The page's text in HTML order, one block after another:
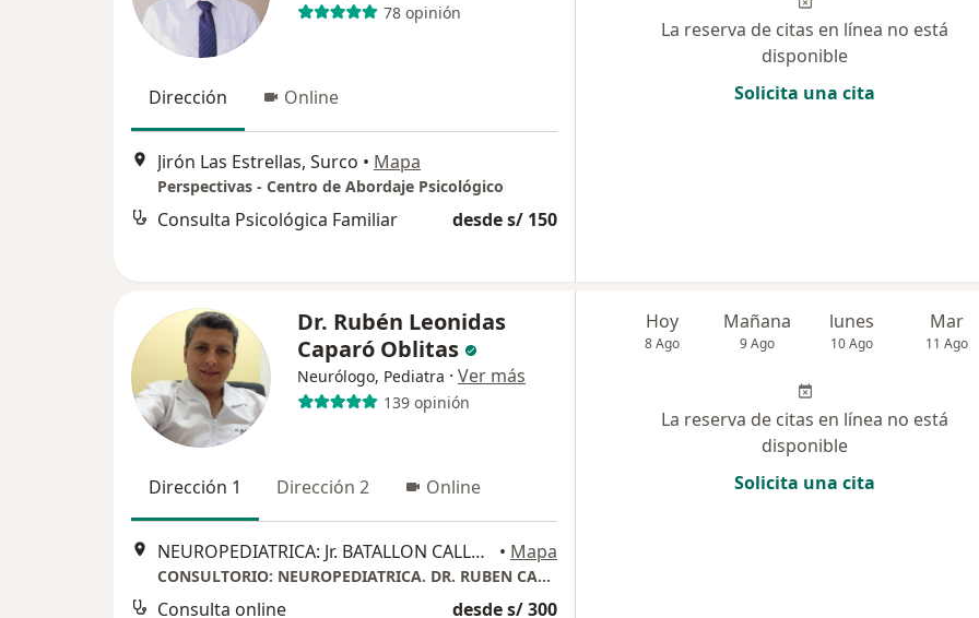
78 opinión
Dirección Online
Jirón Las Estrellas, Surco • Mapa
Perspectivas - Centro de Abordaje Psicológico
Consulta Psicológica Familiar desde s/ 150
La reserva de citas en línea no está
disponible
Solicita una cita
Dr. Rubén Leonidas
Caparó Oblitas
Neurólogo, Pediatra · Ver más
139 opinión
Dirección 1 Dirección 2 Online
NEUROPEDIATRICA: Jr. BATALLON CALLAO SUR N° 169, 3ER PISO, Oficina 305. Urb. Las Gardenias Santiago de Surco ., Lima • Mapa
CONSULTORIO: NEUROPEDIATRICA. DR. RUBEN CAPARO O.
Consulta online desde s/ 300
Hoy
8 Ago
Mañana
9 Ago
lunes
10 Ago
Mar
11 Ago
La reserva de citas en línea no está
disponible
Solicita una cita